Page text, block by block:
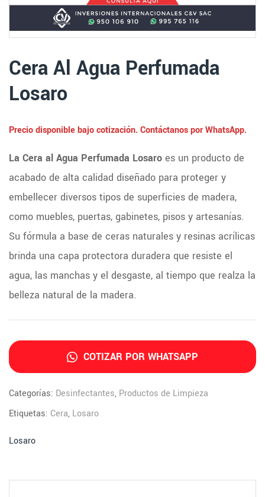
Cera Al Agua Perfumada
Losaro
Precio disponible bajo cotización. Contáctanos por WhatsApp.
La Cera al Agua Perfumada Losaro es un producto de
acabado de alta calidad diseñado para proteger y
embellecer diversos tipos de superficies de madera,
como muebles, puertas, gabinetes, pisos y artesanías.
Su fórmula a base de ceras naturales y resinas acrílicas
brinda una capa protectora duradera que resiste el
agua, las manchas y el desgaste, al tiempo que realza la
belleza natural de la madera.
COTIZAR POR WHATSAPP
Categorías: Desinfectantes, Productos de Limpieza
Etiquetas: Cera, Losaro
Losaro